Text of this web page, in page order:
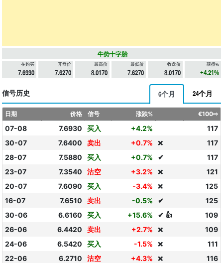
牛势十字胎
在购买
7.6930
开盘价
7.6270
最高价
8.0170
最低价
7.6270
收盘价
8.0170
获得%
+4.21%
信号历史 6个月 24个月
日期 价格 信号 涨跌% €100⇨
07-08 7.6930 买入 +4.2%
117
30-07
7.6400 卖出 +0.7% ❌
117
28-07
7.5880 买入 +0.7% ✔
117
23-07
7.3540 沽空 +3.2% ❌
121
20-07
7.6090 买入 -3.4% ❌
125
16-07
7.6510 卖出 -0.5% ✔
125
30-06
6.6160 买入 +15.6% ✔ 👍
109
26-06
6.4420 卖出 +2.7% ❌
109
24-06
6.5420 买入 -1.5% ❌
111
22-06
6.2710 沽空 +4.3% ❌
116